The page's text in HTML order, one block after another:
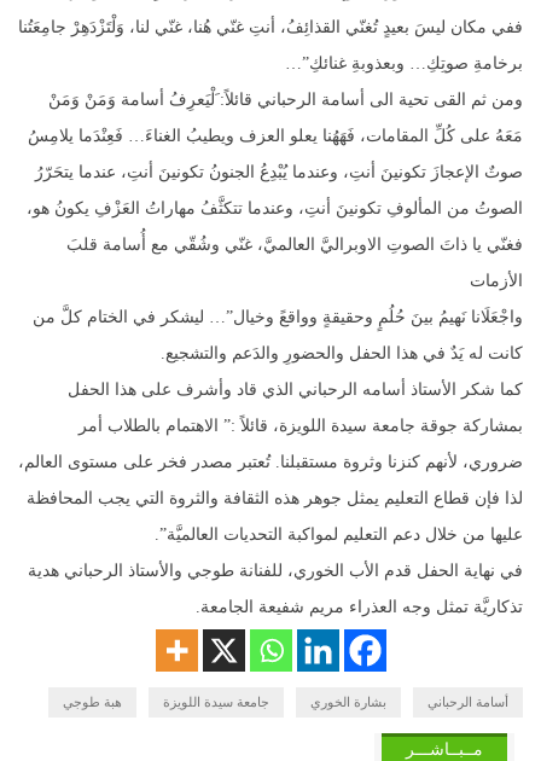
ففي مكان ليسَ بعيدٍ تُغنّي القذائِفُ، أنتِ غنّي هُنا، غنّي لنا، وَلْتَزْدَهِرْ جامِعَتُنا
برخامةِ صوتِكِ… وبعذوبةِ غنائكِ”…
ومن ثم القى تحية الى أسامة الرحباني قائلاً: َلْيَعرِفُ أسامة وَمَنْ وَمَنْ
مَعَهُ على كُلِّ المقامات، فَهَهُنا يعلو العزف ويطيبُ الغناءَ… فَعِنْدَما يلامِسُ
صوتٌ الإعجازَ تكونينَ أنتِ، وعندما يُبْدِعُ الجنونُ تكونينَ أنتِ، عندما يتحَرّرُ
الصوتُ من المألوفِ تكونينَ أنتِ، وعندما تتكثَّفُ مهاراتُ العَزْفِ يكونُ هو،
فغنّي يا ذاتَ الصوتِ الاوبراليَّ العالميَّ، غنّي وشُقّي مع أُسامة قلبَ
الأزمات
واجْعَلَانا نَهيمُ بينَ حُلُمٍ وحقيقةٍ وواقعً وخيال”… ليشكر في الختام كلَّ من
كانت له يَدٌ في هذا الحفل والحضورِ والدَعم والتشجيع.
كما شكر الأستاذ أسامه الرحباني الذي قاد وأشرف على هذا الحفل
بمشاركة جوقة جامعة سيدة اللويزة، قائلاً :” الاهتمام بالطلاب أمر
ضروري، لأنهم كنزنا وثروة مستقبلنا. تُعتبر مصدر فخر على مستوى العالم،
لذا فإن قطاع التعليم يمثل جوهر هذه الثقافة والثروة التي يجب المحافظة
عليها من خلال دعم التعليم لمواكبة التحديات العالميَّة”.
في نهاية الحفل قدم الأب الخوري، للفنانة طوجي والأستاذ الرحباني هدية
تذكاريَّة تمثل وجه العذراء مريم شفيعة الجامعة.
أسامة الرحباني بشارة الخوري جامعة سيدة اللويزة هبة طوجي
مــبــاشـــر